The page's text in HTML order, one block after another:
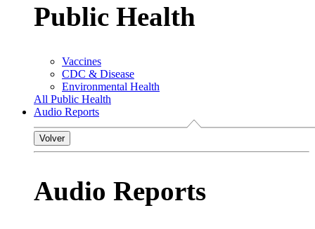
Public Health
Vaccines
CDC & Disease
Environmental Health
All Public Health
Audio Reports
Volver
Audio Reports